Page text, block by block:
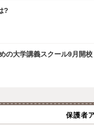
?
の大学講義スクール9月開校
保護者